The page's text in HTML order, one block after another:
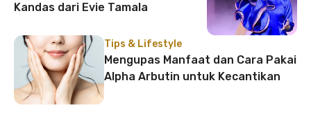
Kandas dari Evie Tamala
Tips & Lifestyle
Mengupas Manfaat dan Cara Pakai
Alpha Arbutin untuk Kecantikan